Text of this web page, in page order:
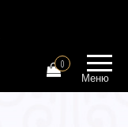
Меню
0